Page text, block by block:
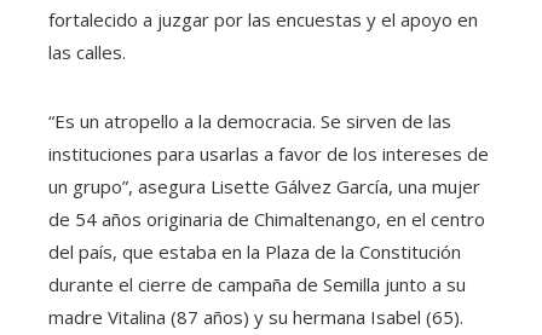
fortalecido a juzgar por las encuestas y el apoyo en
las calles.
“Es un atropello a la democracia. Se sirven de las
instituciones para usarlas a favor de los intereses de
un grupo”, asegura Lisette Gálvez García, una mujer
de 54 años originaria de Chimaltenango, en el centro
del país, que estaba en la Plaza de la Constitución
durante el cierre de campaña de Semilla junto a su
madre Vitalina (87 años) y su hermana Isabel (65).